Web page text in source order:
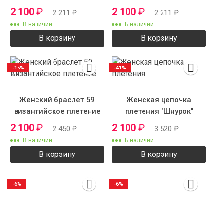
2 100 ₽ 2 211₽
В наличии
В корзину
2 100 ₽ 2 211₽
В наличии
В корзину
Женский браслет 59
византийское плетение
2 100 ₽ 2 450₽
В наличии
В корзину
-15%
Женская цепочка
плетения "Шнурок"
2 100 ₽ 3 520₽
В наличии
В корзину
-41%
-6% -6%